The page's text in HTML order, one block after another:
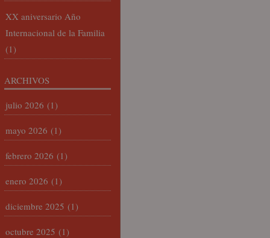
XX aniversario Año
Internacional de la Familia
(1)
ARCHIVOS
julio 2026 (1)
mayo 2026 (1)
febrero 2026 (1)
enero 2026 (1)
diciembre 2025 (1)
octubre 2025 (1)